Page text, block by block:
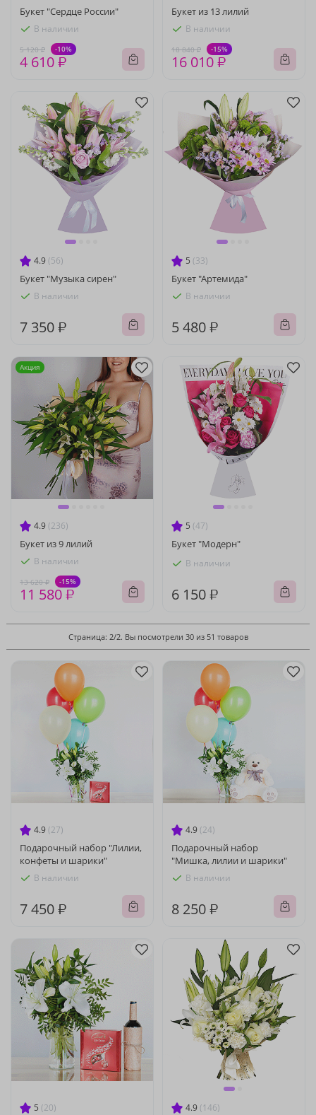
Букет "Сердце России"
В наличии
5 120 ₽ -10%
4 610 ₽
Букет из 13 лилий
В наличии
18 840 ₽ -15%
16 010 ₽
4.9 (56)
Букет "Музыка сирен"
В наличии
7 350 ₽
5 (33)
Букет "Артемида"
В наличии
5 480 ₽
4.9 (236)
Букет из 9 лилий
В наличии
13 620 ₽ -15%
11 580 ₽
Акция
5 (47)
Букет "Модерн"
В наличии
6 150 ₽
Страница: 2/2. Вы посмотрели 30 из 51 товаров
4.9 (27)
Подарочный набор "Лилии,
конфеты и шарики"
В наличии
7 450 ₽
4.9 (24)
Подарочный набор
"Мишка, лилии и шарики"
В наличии
8 250 ₽
5 (20) 4.9 (146)